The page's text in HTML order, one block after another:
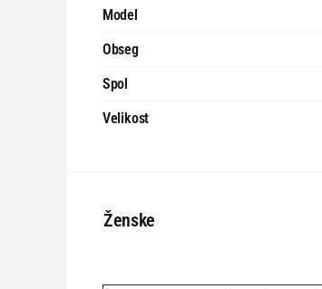
Model
Obseg
Spol
Velikost
Ženske